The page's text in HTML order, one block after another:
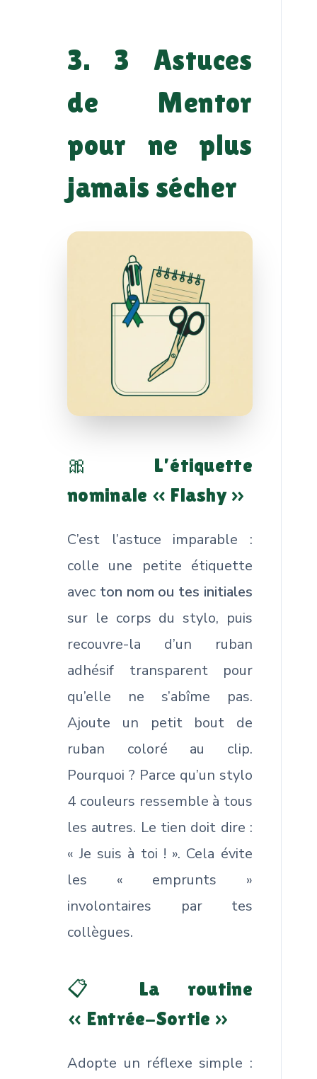
3. 3 Astuces
de Mentor
pour ne plus
jamais sécher
🎀 L’étiquette
nominale « Flashy »
C’est l’astuce imparable :
colle une petite étiquette
avec ton nom ou tes initiales
sur le corps du stylo, puis
recouvre-la d’un ruban
adhésif transparent pour
qu’elle ne s’abîme pas.
Ajoute un petit bout de
ruban coloré au clip.
Pourquoi ? Parce qu’un stylo
4 couleurs ressemble à tous
les autres. Le tien doit dire :
« Je suis à toi ! ». Cela évite
les « emprunts »
involontaires par tes
collègues.
📋 La routine
« Entrée-Sortie »
Adopte un réflexe simple :